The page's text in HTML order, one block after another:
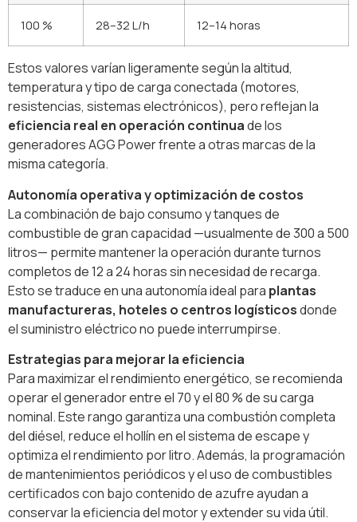
100 % 28–32 L/h 12–14 horas
Estos valores varían ligeramente según la altitud,
temperatura y tipo de carga conectada (motores,
resistencias, sistemas electrónicos), pero reflejan la
eficiencia real en operación continuade los
generadores AGG Power frente a otras marcas de la
misma categoría.
Autonomía operativa y optimización de costos
La combinación de bajo consumo y tanques de
combustible de gran capacidad —usualmente de 300 a 500
litros— permite mantener la operación durante turnos
completos de 12 a 24 horas sin necesidad de recarga.
Esto se traduce en una autonomía ideal para plantas
manufactureras, hoteles o centros logísticosdonde
el suministro eléctrico no puede interrumpirse.
Estrategias para mejorar la eficiencia
Para maximizar el rendimiento energético, se recomienda
operar el generador entre el 70 y el 80 % de su carga
nominal. Este rango garantiza una combustión completa
del diésel, reduce el hollín en el sistema de escape y
optimiza el rendimiento por litro. Además, la programación
de mantenimientos periódicos y el uso de combustibles
certificados con bajo contenido de azufre ayudan a
conservar la eficiencia del motor y extender su vida útil.